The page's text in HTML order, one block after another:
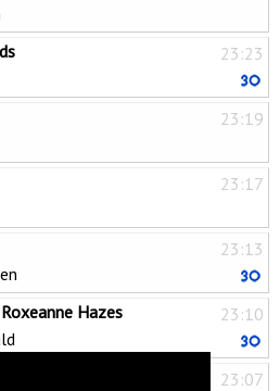
23:23
23:19
23:17
23:13
23:10
Hazes
23:07